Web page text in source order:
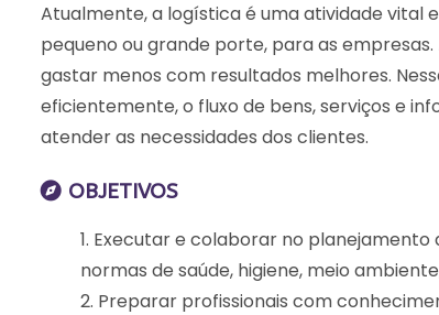
Atualmente, a logística é uma atividade vital
pequeno ou grande porte, para as
gastar menos com resultados melhores.
eficientemente, o fluxo de bens, serviços e
atender as necessidades dos clientes.
OBJETIVOS
Executar e colaborar no planejamento
normas de saúde, higiene, meio
Preparar profissionais com